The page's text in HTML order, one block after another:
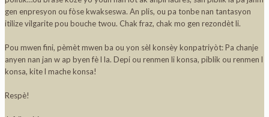
gen enpresyon ou fòse kwakseswa. An plis, ou pa tonbe nan tantasyon
itilize vilgarite pou bouche twou. Chak fraz, chak mo gen rezondèt li.
Pou mwen fini, pèmèt mwen ba ou yon sèl konsèy konpatriyòt: Pa chanje
anyen nan jan w ap byen fè l la. Depi ou renmen li konsa, piblik ou renmen l
konsa, kite l mache konsa!
Respè!